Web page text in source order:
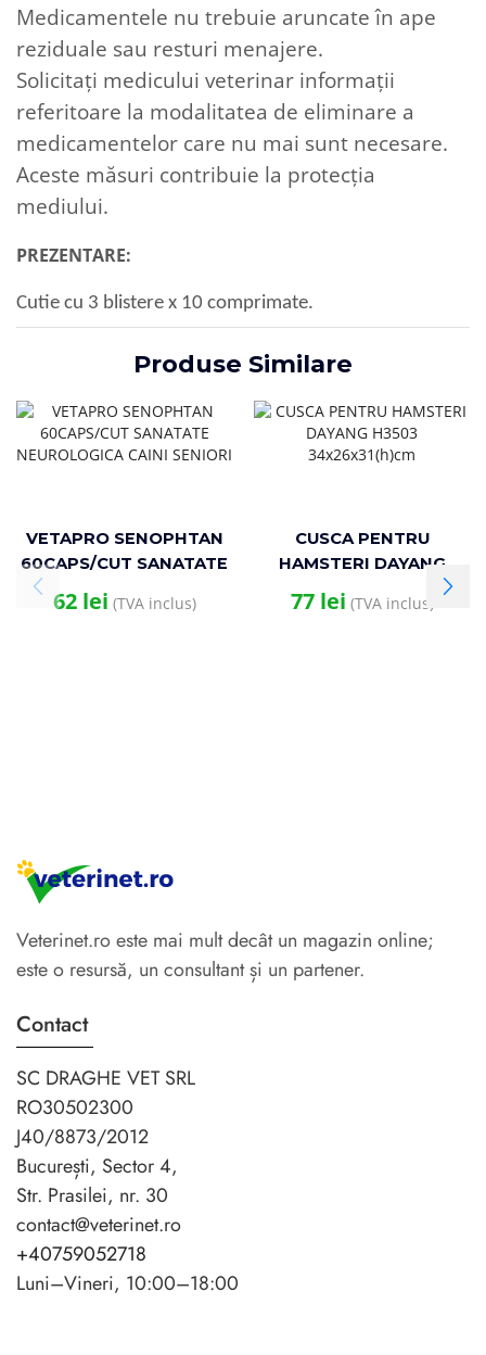
Medicamentele nu trebuie aruncate în ape
reziduale sau resturi menajere.
Solicitați medicului veterinar informații
referitoare la modalitatea de eliminare a
medicamentelor care nu mai sunt necesare.
Aceste măsuri contribuie la protecția
mediului.
PREZENTARE:
Cutie cu 3 blistere x 10 comprimate.
Produse Similare
VETAPRO SENOPHTAN
60CAPS/CUT SANATATE
NEUROLOGICA CAINI
SENIORI
62 lei (TVA inclus)
CUSCA PENTRU
HAMSTERI DAYANG
H3503 34x26x31(h)cm
77 lei (TVA inclus)
Veterinet.ro este mai mult decât un magazin online;
este o resursă, un consultant și un partener.
Contact
SC DRAGHE VET SRL
RO30502300
J40/8873/2012
București, Sector 4,
Str. Prasilei, nr. 30
contact@veterinet.ro
+40759052718
Luni–Vineri, 10:00–18:00